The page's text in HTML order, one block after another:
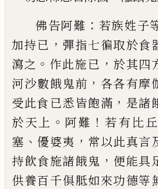
佛告阿難 ： 若族姓子
加持已 ， 彈指七徧取於食
瀉之 。 作此施已 ， 於其四
河沙數餓鬼前 ， 各各有摩
受此食已悉皆飽滿 ， 是諸
於天上 。 阿難 ！ 若有比丘
塞 、 優婆夷 ， 常以此真言
持飲食施諸餓鬼 ， 便能具
供養百千俱胝如來功德等